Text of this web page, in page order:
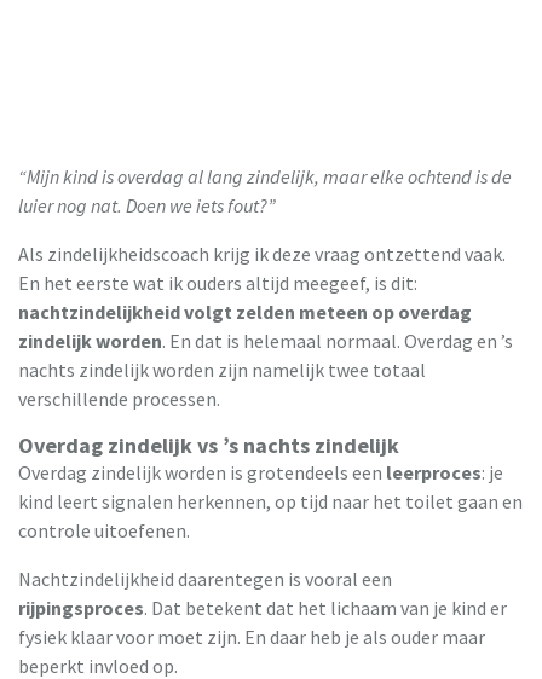
“Mijn kind is overdag al lang zindelijk, maar elke ochtend is de
luier nog nat. Doen we iets fout?”
Als zindelijkheidscoach krijg ik deze vraag ontzettend vaak.
En het eerste wat ik ouders altijd meegeef, is dit:
nachtzindelijkheid volgt zelden meteen op overdag
zindelijk worden. En dat is helemaal normaal. Overdag en ’s
nachts zindelijk worden zijn namelijk twee totaal
verschillende processen.
Overdag zindelijk vs ’s nachts zindelijk
Overdag zindelijk worden is grotendeels een leerproces: je
kind leert signalen herkennen, op tijd naar het toilet gaan en
controle uitoefenen.
Nachtzindelijkheid daarentegen is vooral een
rijpingsproces. Dat betekent dat het lichaam van je kind er
fysiek klaar voor moet zijn. En daar heb je als ouder maar
beperkt invloed op.